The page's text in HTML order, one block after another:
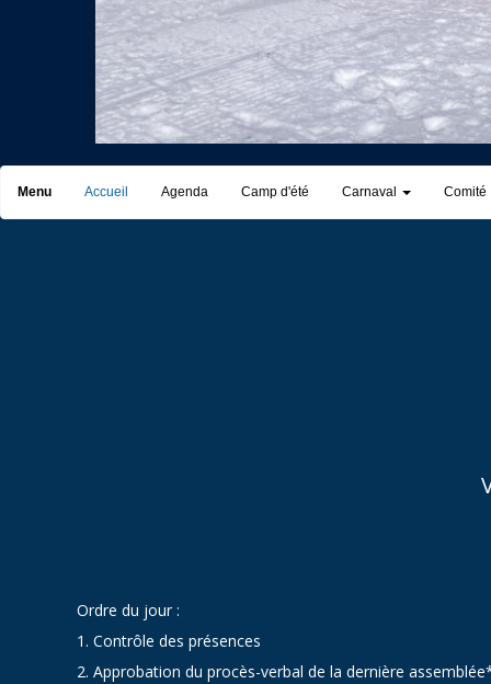
Menu Accueil Agenda Camp d'été Carnaval Comité
Ordre du jour :
1. Contrôle des présences
2. Approbation du procès-verbal de la dernière